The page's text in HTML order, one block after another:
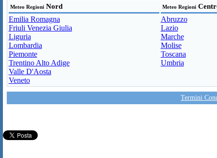
Meteo RegioniNord Meteo Regioni
Emilia Romagna
Friuli Venezia Giulia
Liguria
Lombardia
Piemonte
Trentino Alto Adige
Valle D'Aosta
Veneto
Abruzzo
Lazio
Marche
Molise
Toscana
Umbria
Termini